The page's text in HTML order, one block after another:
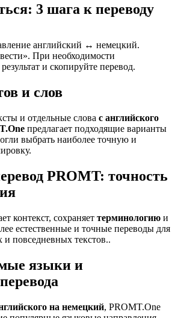
3 шага к переводу
английский ↔ немецкий.
При необходимости
и скопируйте перевод.
и слов
и отдельные слова с английского
предлагает подходящие варианты
выбрать наиболее точную и
PROMT: точность
контекст, сохраняет терминологию и
естественные и точные переводы для
и повседневных текстов..
языки и
на немецкий, PROMT.One